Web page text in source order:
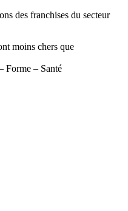
des franchises du secteur
moins chers que
Forme – Santé